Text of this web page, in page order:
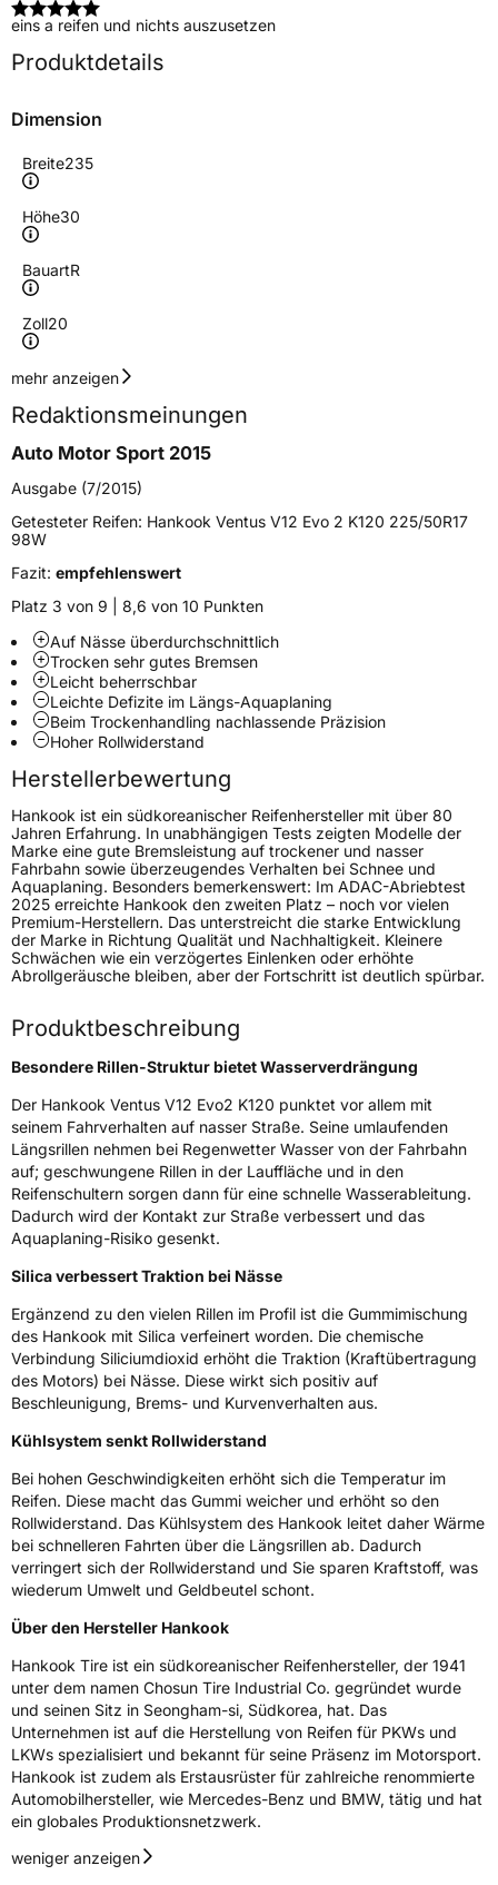
eins a reifen und nichts auszusetzen
Produktdetails
Dimension
Breite235
Höhe30
BauartR
Zoll20
Geschwindigkeitsindex
Höchstgeschwindigkeit
300 km/h
Lastindex88
Höchstlast560 kg
Gewicht (in kg)
Generelle Merkmale
FahrzeugtypPKW
Verwendung Sommerreifen
ModellnameVentus V12 Evo 2 K120
FahrzeugartPKW & SUV
Weitere Eigenschaften
SchlauchtypTL
ZustandNeureifen
VerstärktXL
EU Label
EffizienzC
NasshaftungB
Rollgeräusch (Klasse)B
Rollgeräusch (dB)72
FahrzeugklasseC1
3PMSF / Schneeflockensymbol / Alpine-SymbolNein
EPREL ID
Allgemeine Produktsicherheit (GPSR)
HerstellerkontaktHankook Tire Europe GmbH, Siemensstr. 14
D-63263 Neu-Isenburg Deutschland,
technik@hankookreifen.de
mehr anzeigen
Redaktionsmeinungen
Auto Motor Sport 2015
Ausgabe (7/2015)
Getesteter Reifen: Hankook Ventus V12 Evo 2 K120 225/50R17
98W
Fazit: empfehlenswert
Platz 3 von 9 | 8,6 von 10 Punkten
Auf Nässe überdurchschnittlich
Trocken sehr gutes Bremsen
Leicht beherrschbar
Leichte Defizite im Längs-Aquaplaning
Beim Trockenhandling nachlassende Präzision
Hoher Rollwiderstand
Herstellerbewertung
Hankook ist ein südkoreanischer Reifenhersteller mit über 80
Jahren Erfahrung. In unabhängigen Tests zeigten Modelle der
Marke eine gute Bremsleistung auf trockener und nasser
Fahrbahn sowie überzeugendes Verhalten bei Schnee und
Aquaplaning. Besonders bemerkenswert: Im ADAC-Abriebtest
2025 erreichte Hankook den zweiten Platz – noch vor vielen
Premium-Herstellern. Das unterstreicht die starke Entwicklung
der Marke in Richtung Qualität und Nachhaltigkeit. Kleinere
Schwächen wie ein verzögertes Einlenken oder erhöhte
Abrollgeräusche bleiben, aber der Fortschritt ist deutlich spürbar.
Produktbeschreibung
Besondere Rillen-Struktur bietet Wasserverdrängung
Der Hankook Ventus V12 Evo2 K120 punktet vor allem mit
seinem Fahrverhalten auf nasser Straße. Seine umlaufenden
Längsrillen nehmen bei Regenwetter Wasser von der Fahrbahn
auf; geschwungene Rillen in der Lauffläche und in den
Reifenschultern sorgen dann für eine schnelle Wasserableitung.
Dadurch wird der Kontakt zur Straße verbessert und das
Aquaplaning-Risiko gesenkt.
Silica verbessert Traktion bei Nässe
Ergänzend zu den vielen Rillen im Profil ist die Gummimischung
des Hankook mit Silica verfeinert worden. Die chemische
Verbindung Siliciumdioxid erhöht die Traktion (Kraftübertragung
des Motors) bei Nässe. Diese wirkt sich positiv auf
Beschleunigung, Brems- und Kurvenverhalten aus.
Kühlsystem senkt Rollwiderstand
Bei hohen Geschwindigkeiten erhöht sich die Temperatur im
Reifen. Diese macht das Gummi weicher und erhöht so den
Rollwiderstand. Das Kühlsystem des Hankook leitet daher Wärme
bei schnelleren Fahrten über die Längsrillen ab. Dadurch
verringert sich der Rollwiderstand und Sie sparen Kraftstoff, was
wiederum Umwelt und Geldbeutel schont.
Über den Hersteller Hankook
Hankook Tire ist ein südkoreanischer Reifenhersteller, der 1941
unter dem namen Chosun Tire Industrial Co. gegründet wurde
und seinen Sitz in Seongham-si, Südkorea, hat. Das
Unternehmen ist auf die Herstellung von Reifen für PKWs und
LKWs spezialisiert und bekannt für seine Präsenz im Motorsport.
Hankook ist zudem als Erstausrüster für zahlreiche renommierte
Automobilhersteller, wie Mercedes-Benz und BMW, tätig und hat
ein globales Produktionsnetzwerk.
weniger anzeigen